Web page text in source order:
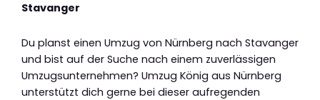
Stavanger
Du planst einen Umzug von Nürnberg nach Stavanger
und bist auf der Suche nach einem zuverlässigen
Umzugsunternehmen? Umzug König aus Nürnberg
unterstützt dich gerne bei dieser aufregenden